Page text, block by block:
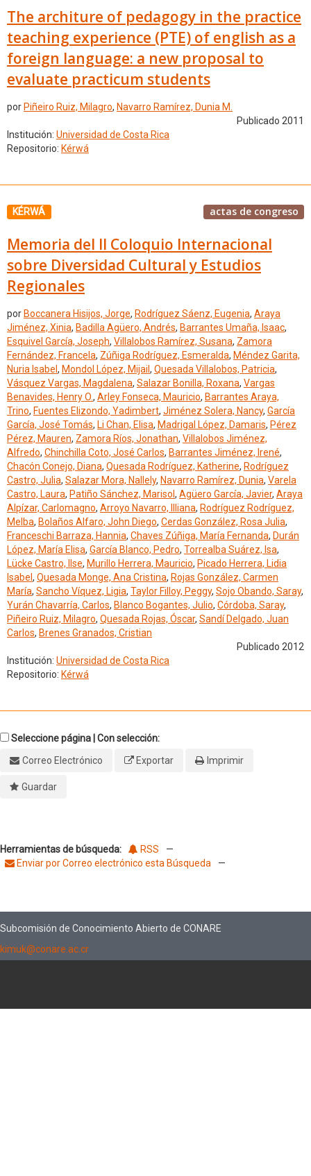
The architure of pedagogy in the practice
teaching experience (PTE) of english as a
foreign language: a new proposal to
evaluate practicum students
por Piñeiro Ruiz, Milagro, Navarro Ramírez, Dunia M.
Publicado 2011
Institución: Universidad de Costa Rica
Repositorio: Kérwá
KÉRWÁ actas de congreso
Memoria del II Coloquio Internacional
sobre Diversidad Cultural y Estudios
Regionales
por Boccanera Hisijos, Jorge, Rodríguez Sáenz, Eugenia, Araya
Jiménez, Xinia, Badilla Agüero, Andrés, Barrantes Umaña, Isaac,
Esquivel García, Joseph, Villalobos Ramírez, Susana, Zamora
Fernández, Francela, Zúñiga Rodríguez, Esmeralda, Méndez Garita,
Nuria Isabel , Mondol López, Mijail , Quesada Villalobos, Patricia,
Vásquez Vargas, Magdalena, Salazar Bonilla, Roxana, Vargas
Benavides, Henry O., Arley Fonseca, Mauricio, Barrantes Araya,
Trino, Fuentes Elizondo, Yadimbert, Jiménez Solera, Nancy, García
García, José Tomás, Li Chan, Elisa, Madrigal López, Damaris, Pérez
Pérez, Mauren, Zamora Ríos, Jonathan, Villalobos Jiménez,
Alfredo, Chinchilla Coto, José Carlos, Barrantes Jiménez, Irené,
Chacón Conejo, Diana, Quesada Rodríguez, Katherine, Rodríguez
Castro, Julia, Salazar Mora, Nallely, Navarro Ramírez, Dunia, Varela
Castro, Laura, Patiño Sánchez, Marisol , Agüero García, Javier, Araya
Alpízar, Carlomagno, Arroyo Navarro, Illiana, Rodríguez Rodríguez,
Melba, Bolaños Alfaro, John Diego, Cerdas González, Rosa Julia,
Franceschi Barraza, Hannia, Chaves Zúñiga, María Fernanda, Durán
López, María Elisa, García Blanco, Pedro, Torrealba Suárez, Isa,
Lücke Castro, Ilse, Murillo Herrera, Mauricio, Picado Herrera, Lidia
Isabel , Quesada Monge, Ana Cristina, Rojas González, Carmen
María, Sancho Víquez, Ligia, Taylor Filloy, Peggy, Sojo Obando, Saray,
Yurán Chavarría, Carlos, Blanco Bogantes, Julio, Córdoba, Saray,
Piñeiro Ruiz, Milagro, Quesada Rojas, Óscar, Sandí Delgado, Juan
Carlos, Brenes Granados, Cristian
Publicado 2012
Institución: Universidad de Costa Rica
Repositorio: Kérwá
Seleccione página | Con selección:
Correo Electrónico
Exportar Imprimir
Guardar
Herramientas de búsqueda: RSS
—
Enviar por Correo electrónico esta Búsqueda
—
Subcomisión de Conocimiento Abierto de CONARE
kimuk@conare.ac.cr